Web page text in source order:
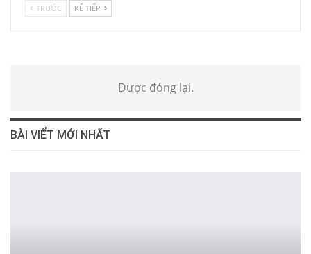
TRƯỚC KẾ TIẾP
Được đóng lại.
BÀI VIỂT MỚI NHẤT